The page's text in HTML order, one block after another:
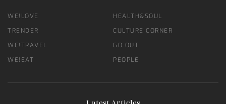
WE!LOVE
TRENDER
WE!TRAVEL
WE!EAT
HEALTH&SOUL
CULTURE CORNER
GO OUT
PEOPLE